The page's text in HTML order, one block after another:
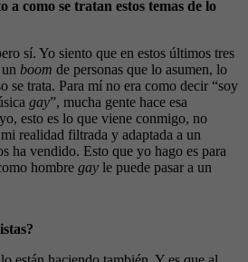
a como se tratan estos temas de lo
sí. Yo siento que en estos últimos tres
boom de personas que lo asumen, lo
se trata. Para mí no era como decir “soy
gay”, mucha gente hace esa
esto es lo que viene conmigo, no
realidad filtrada y adaptada a un
ha vendido. Esto que yo hago es para
hombre gay le puede pasar a un